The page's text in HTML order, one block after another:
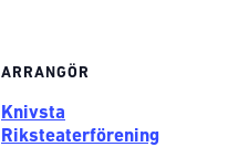
ARRANGÖR
Knivsta
Riksteaterförening